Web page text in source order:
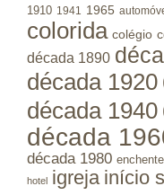
1910 1941 1965
colorida colégio
década 1890
década 1920
década 1940
década
década 1980 enchente
hotel igreja início